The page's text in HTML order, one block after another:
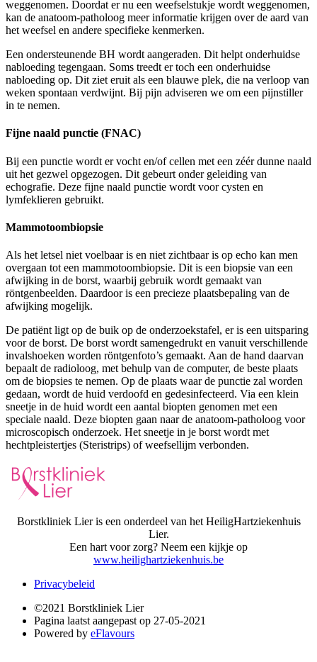
weggenomen. Doordat er nu een weefselstukje wordt weggenomen,
kan de anatoom-patholoog meer informatie krijgen over de aard van
het weefsel en andere specifieke kenmerken.
Een ondersteunende BH wordt aangeraden. Dit helpt onderhuidse
nabloeding tegengaan. Soms treedt er toch een onderhuidse
nabloeding op. Dit ziet eruit als een blauwe plek, die na verloop van
weken spontaan verdwijnt. Bij pijn adviseren we om een pijnstiller
in te nemen.
Fijne naald punctie (FNAC)
Bij een punctie wordt er vocht en/of cellen met een zéér dunne naald
uit het gezwel opgezogen. Dit gebeurt onder geleiding van
echografie. Deze fijne naald punctie wordt voor cysten en
lymfeklieren gebruikt.
Mammotoombiopsie
Als het letsel niet voelbaar is en niet zichtbaar is op echo kan men
overgaan tot een mammotoombiopsie. Dit is een biopsie van een
afwijking in de borst, waarbij gebruik wordt gemaakt van
röntgenbeelden. Daardoor is een precieze plaatsbepaling van de
afwijking mogelijk.
De patiënt ligt op de buik op de onderzoekstafel, er is een uitsparing
voor de borst. De borst wordt samengedrukt en vanuit verschillende
invalshoeken worden röntgenfoto’s gemaakt. Aan de hand daarvan
bepaalt de radioloog, met behulp van de computer, de beste plaats
om de biopsies te nemen. Op de plaats waar de punctie zal worden
gedaan, wordt de huid verdoofd en gedesinfecteerd. Via een klein
sneetje in de huid wordt een aantal biopten genomen met een
speciale naald. Deze biopten gaan naar de anatoom-patholoog voor
microscopisch onderzoek. Het sneetje in je borst wordt met
hechtpleistertjes (Steristrips) of weefsellijm verbonden.
Borstkliniek Lier is een onderdeel van het HeiligHartziekenhuis
Lier.
Een hart voor zorg? Neem een kijkje op
www.heilighartziekenhuis.be
Privacybeleid
©2021 Borstkliniek Lier
Pagina laatst aangepast op 27-05-2021
Powered by eFlavours